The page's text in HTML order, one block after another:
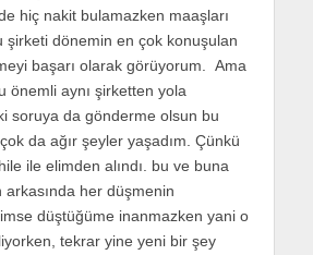
hiç nakit bulamazken maaşları
şirketi dönemin en çok konuşulan
başarı olarak görüyorum. Ama
önemli aynı şirketten yola
soruya da gönderme olsun bu
da ağır şeyler yaşadım. Çünkü
ile elimden alındı. bu ve buna
her düşmenin
düştüğüme inanmazken yani o
tekrar yine yeni bir şey